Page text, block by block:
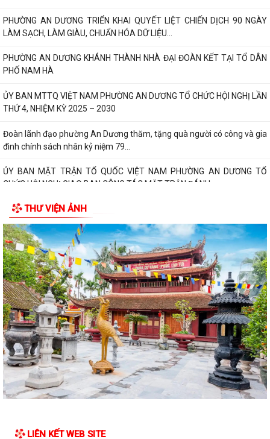
PHƯỜNG AN DƯƠNG TRIỂN KHAI QUYẾT LIỆT CHIẾN DỊCH 90 NGÀY
LÀM SẠCH, LÀM GIÀU, CHUẨN HÓA DỮ LIỆU...
PHƯỜNG AN DƯƠNG KHÁNH THÀNH NHÀ ĐẠI ĐOÀN KẾT TẠI TỔ DÂN
PHỐ NAM HÀ
ỦY BAN MTTQ VIỆT NAM PHƯỜNG AN DƯƠNG TỔ CHỨC HỘI NGHỊ LẦN
THỨ 4, NHIỆM KỲ 2025 – 2030
Đoàn lãnh đạo phường An Dương thăm, tặng quà người có công và gia
đình chính sách nhân kỷ niệm 79...
ỦY BAN MẶT TRẬN TỔ QUỐC VIỆT NAM PHƯỜNG AN DƯƠNG TỔ
CHỨC HỘI NGHỊ GIAO BAN CÔNG TÁC MẶT TRẬN ĐÁNH...
THƯ VIỆN ẢNH
LIÊN KẾT WEB SITE